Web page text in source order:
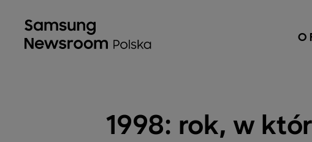
O
1998: rok, w